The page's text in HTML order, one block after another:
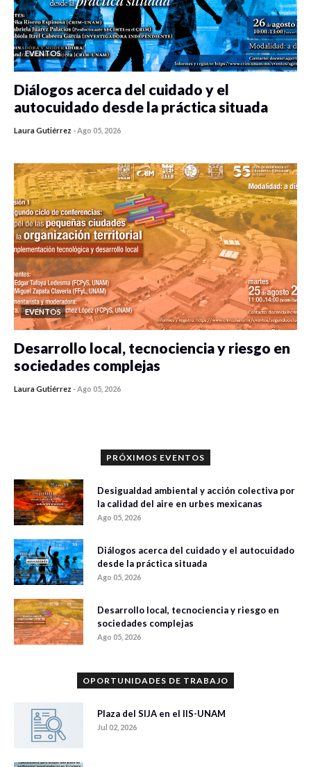
EVENTOS
Diálogos acerca del cuidado y el
autocuidado desde la práctica situada
Laura Gutiérrez -Ago 05, 2026
EVENTOS
Desarrollo local, tecnociencia y riesgo en
sociedades complejas
Laura Gutiérrez -Ago 05, 2026
PRÓXIMOS EVENTOS
Desigualdad ambiental y acción colectiva por
la calidad del aire en urbes mexicanas
Ago 05, 2026
Diálogos acerca del cuidado y el autocuidado
desde la práctica situada
Ago 05, 2026
Desarrollo local, tecnociencia y riesgo en
sociedades complejas
Ago 05, 2026
OPORTUNIDADES DE TRABAJO
Plaza del SIJA en el IIS-UNAM
Jul 02, 2026